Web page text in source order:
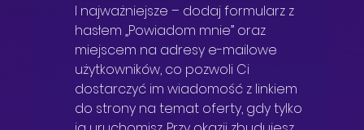
I najważniejsze – dodaj formularz z
hasłem „Powiadom mnie” oraz
miejscem na adresy e-mailowe
użytkowników, co pozwoli Ci
dostarczyć im wiadomość z linkiem
do strony na temat oferty, gdy tylko